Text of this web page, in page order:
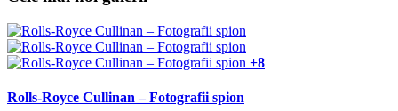
+8
Rolls-Royce Cullinan – Fotografii spion